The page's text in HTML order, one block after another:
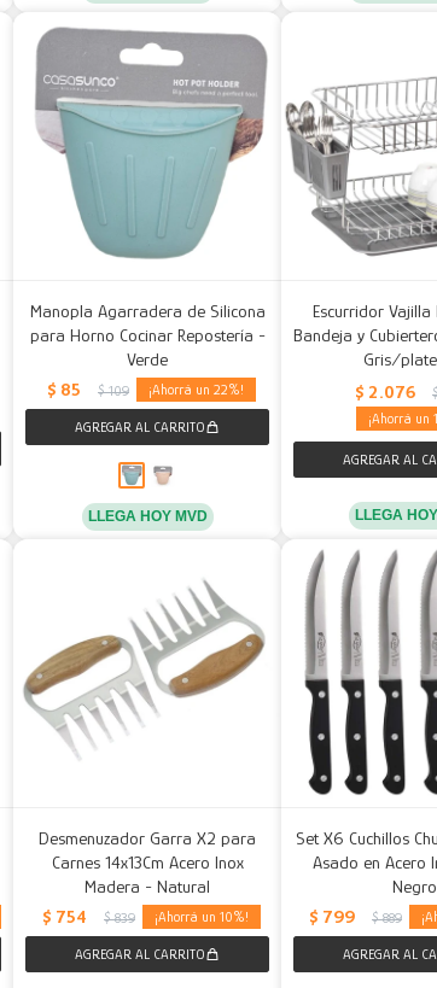
Manopla Agarradera de Silicona
para Horno Cocinar Repostería -
Verde
$ 85 $ 109 22
LLEGA HOY MVD
Escurridor Vajilla
Bandeja y
Gris/
$ 2.076
LLEGA
Desmenuzador Garra X2 para
Carnes 14x13Cm Acero Inox
Madera - Natural
$ 754 $ 839 10
Set X6 Cuchillos
Asado en Acero
Negro
$ 799 $ 889